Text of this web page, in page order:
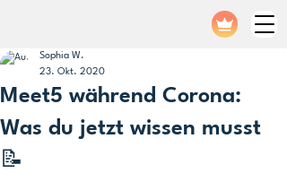
Meet5 während Corona:
Was du jetzt wissen musst
📝
Sophia W.
23. Okt. 2020